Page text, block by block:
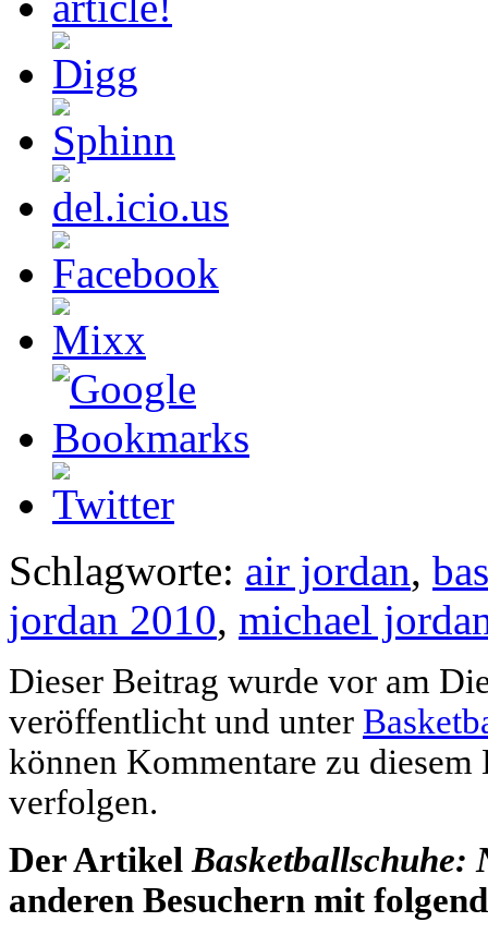
Schlagworte: air jordan,
jordan 2010, michael
Dieser Beitrag wurde vor am
veröffentlicht und unter
können Kommentare zu
verfolgen.
Der Artikel Basketballschuhe:
anderen Besuchern mit